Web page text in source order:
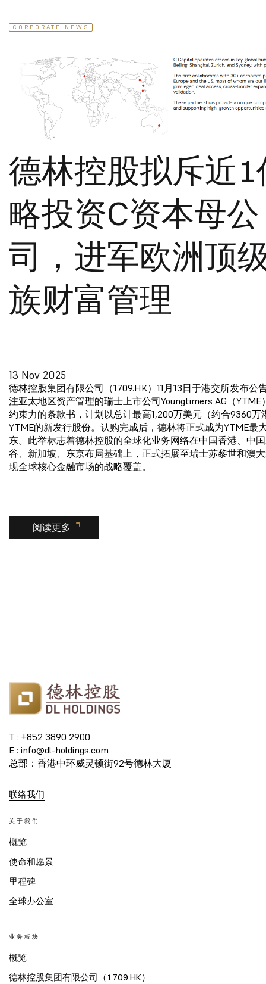
CORPORATE NEWS
德林控股拟斥近1
略投资C资本母公
司，进军欧洲顶
族财富管理
13 Nov 2025
德林控股集团有限公司（1709.HK）11月13日于港交所发布公
注亚太地区资产管理的瑞士上市公司Youngtimers AG（YTME
约束力的条款书，计划以总计最高1,200万美元（约合9360万
YTME的新发行股份。认购完成后，德林将正式成为YTME最
东。此举标志着德林控股的全球化业务网络在中国香港、中
谷、新加坡、东京布局基础上，正式拓展至瑞士苏黎世和澳
现全球核心金融市场的战略覆盖。
阅读更多
T : +852 3890 2900
E : info@dl-holdings.com
总部：香港中环威灵顿街92号德林大厦
联络我们
关于我们
概览
使命和愿景
里程碑
全球办公室
业务板块
概览
德林控股集团有限公司（1709.HK）